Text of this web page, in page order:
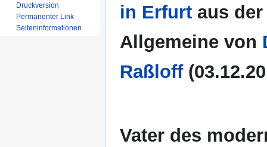
in Erfurt aus
Allgemeine von
Raßloff
Vater des
Druckversion
Permanenter Link
Seiten­informationen